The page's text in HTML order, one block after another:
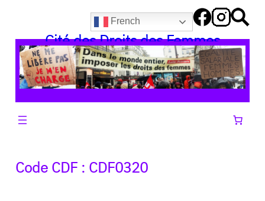
contenu
French
Cité des Droits des Femmes
Code CDF : CDF0320